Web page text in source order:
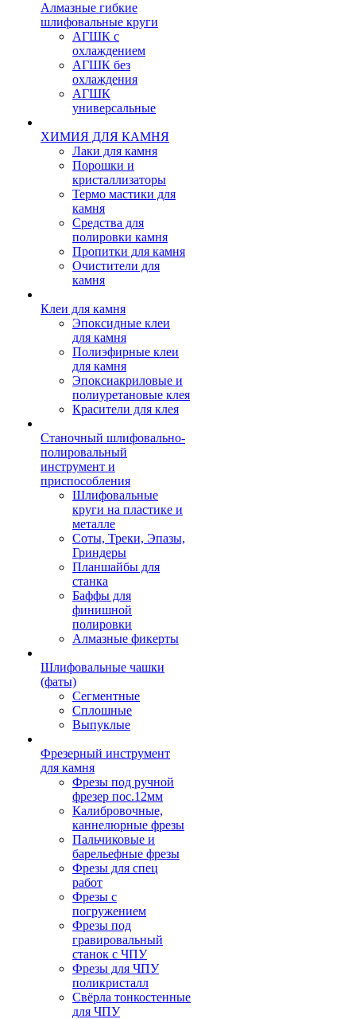
Алмазные гибкие
шлифовальные круги
АГШК с
охлаждением
АГШК без
охлаждения
АГШК
универсальные
ХИМИЯ ДЛЯ КАМНЯ
Лаки для камня
Порошки и
кристаллизаторы
Термо мастики для
камня
Средства для
полировки камня
Пропитки для камня
Очистители для
камня
Клеи для камня
Эпоксидные клеи
для камня
Полиэфирные клеи
для камня
Эпоксиакриловые и
полиуретановые клея
Красители для клея
Станочный шлифовально-
полировальный
инструмент и
приспособления
Шлифовальные
круги на пластике и
металле
Соты, Треки, Эпазы,
Гриндеры
Планшайбы для
станка
Баффы для
финишной
полировки
Алмазные фикерты
Шлифовальные чашки
(фаты)
Сегментные
Сплошные
Выпуклые
Фрезерный инструмент
для камня
Фрезы под ручной
фрезер пос.12мм
Калибровочные,
каннелюрные фрезы
Пальчиковые и
барельефные фрезы
Фрезы для спец
работ
Фрезы с
погружением
Фрезы под
гравировальный
станок с ЧПУ
Фрезы для ЧПУ
поликристалл
Свёрла тонкостенные
для ЧПУ